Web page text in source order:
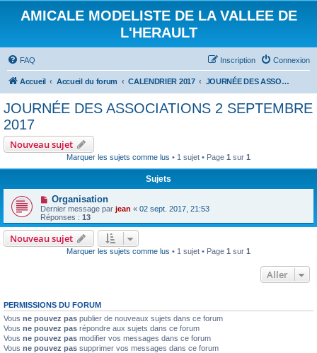
AMICALE MODELISTE DE LA VALLEE DE
L'HERAULT
FAQ Connexion
Inscription
Accueil Accueil du forum CALENDRIER 2017 JOURNÉE DES ASSOCIATIONS 2 SEPTEMBRE 2017
JOURNÉE DES ASSOCIATIONS 2 SEPTEMBRE
2017
Nouveau sujet
Marquer les sujets comme lus • 1 sujet • Page 1 sur 1
Sujets
Organisation
Dernier message par jean « 02 sept. 2017, 21:53
Réponses : 13
Nouveau sujet
Marquer les sujets comme lus • 1 sujet • Page 1 sur 1
Aller
PERMISSIONS DU FORUM
Vous ne pouvez pas publier de nouveaux sujets dans ce forum
Vous ne pouvez pas répondre aux sujets dans ce forum
Vous ne pouvez pas modifier vos messages dans ce forum
Vous ne pouvez pas supprimer vos messages dans ce forum